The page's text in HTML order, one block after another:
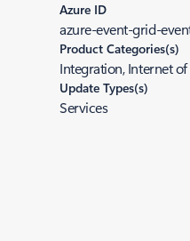
Azure ID
azure-event-grid-
Product Categories(s)
Integration, Internet
Update Types(s)
Services